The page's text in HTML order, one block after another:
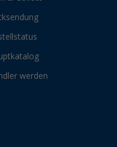
werden